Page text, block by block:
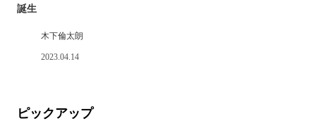
誕生
木下倫太朗
2023.04.14
ピックアップ